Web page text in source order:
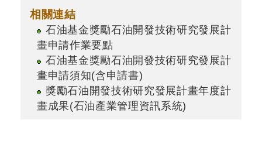
相關連結
石油基金獎勵石油開發技術研究發展計
畫申請作業要點
石油基金獎勵石油開發技術研究發展計
畫申請須知(含申請書)
獎勵石油開發技術研究發展計畫年度計
畫成果(石油產業管理資訊系統)